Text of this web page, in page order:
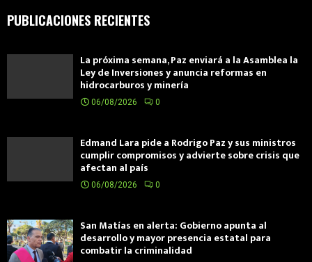
PUBLICACIONES RECIENTES
La próxima semana, Paz enviará a la Asamblea la
Ley de Inversiones y anuncia reformas en
hidrocarburos y minería
06/08/2026 0
Edmand Lara pide a Rodrigo Paz y sus ministros
cumplir compromisos y advierte sobre crisis que
afectan al país
06/08/2026 0
San Matías en alerta: Gobierno apunta al
desarrollo y mayor presencia estatal para
combatir la criminalidad